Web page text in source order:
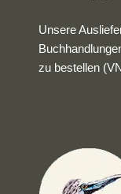
Unsere
zu bestellen